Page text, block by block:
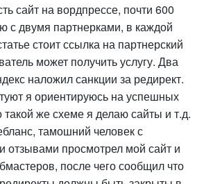
сайт на вордпрессе, почти 600
с двумя партнерками, в каждой
стоит ссылка на партнерский
может получить услугу. Два
наложил санкции за редирект.
я ориентируюсь на успешных
такой же схеме я делаю сайты и т.д.
тамошний человек с
отзывами просмотрел мой сайт и
после чего сообщил что